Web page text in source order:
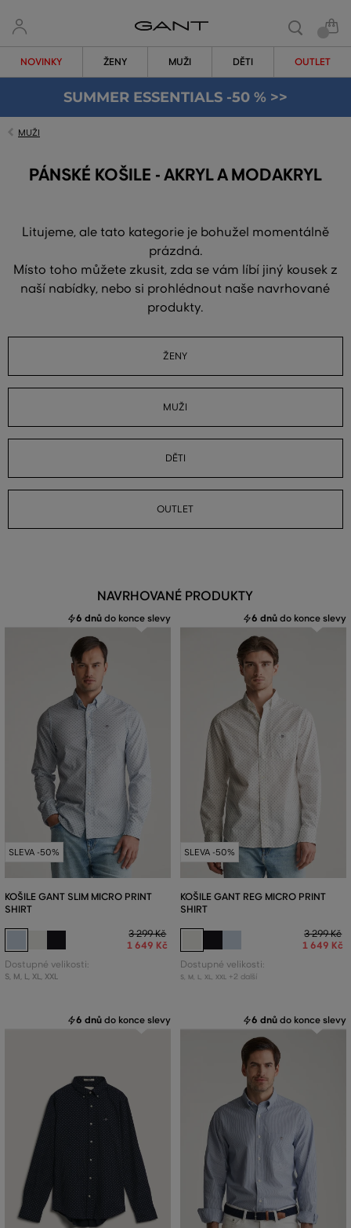
NOVINKY ŽENY MUŽI DĚTI OUTLET
SUMMER ESSENTIALS -50 % >>
MUŽI
PÁNSKÉ KOŠILE - AKRYL A MODAKRYL
Litujeme, ale tato kategorie je bohužel momentálně
prázdná.
Místo toho můžete zkusit, zda se vám líbí jiný kousek z
naší nabídky, nebo si prohlédnout naše navrhované
produkty.
ŽENY
MUŽI
DĚTI
OUTLET
NAVRHOVANÉ PRODUKTY
6 dnů do konce slevy
SLEVA -50%
KOŠILE GANT SLIM MICRO PRINT
SHIRT
3 299 Kč
1 649 Kč
Dostupné velikosti:
S, M, L, XL, XXL
6 dnů do konce slevy
SLEVA -50%
KOŠILE GANT REG MICRO PRINT
SHIRT
3 299 Kč
1 649 Kč
Dostupné velikosti:
S, M L XL XXL +2 další
6 dnů do konce slevy 6 dnů do konce slevy